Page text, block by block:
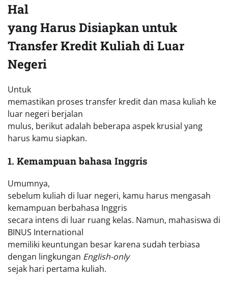
Hal
yang Harus Disiapkan untuk
Transfer Kredit Kuliah di Luar
Negeri
Untuk
memastikan proses transfer kredit dan masa kuliah ke
luar negeri berjalan
mulus, berikut adalah beberapa aspek krusial yang
harus kamu siapkan.
1. Kemampuan bahasa Inggris
Umumnya,
sebelum kuliah di luar negeri, kamu harus mengasah
kemampuan berbahasa Inggris
secara intens di luar ruang kelas. Namun, mahasiswa di
BINUS International
memiliki keuntungan besar karena sudah terbiasa
dengan lingkungan English-only
sejak hari pertama kuliah.